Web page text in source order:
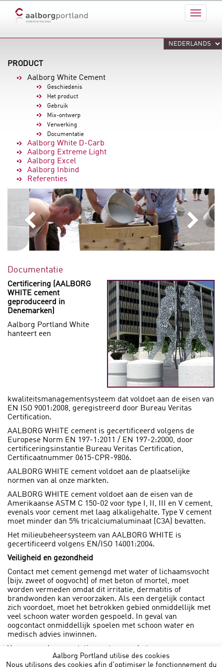
PRODUCT
Aalborg White Cement
Geschiedenis
Het product
Gebruik
Mix-ontwerp
Verwerking
Documentatie
Aalborg White D-Carb
Aalborg Extreme Light
Aalborg Excel
Aalborg Inbind
Referenties
Documentatie
Certificering (AALBORG
WHITE cement
geproduceerd in
Denemarken)
Aalborg Portland White
hanteert een
kwaliteitsmanagementsysteem dat voldoet aan de eisen van
EN ISO 9001:2008, geregistreerd door Bureau Veritas
Certification.
AALBORG WHITE cement is gecertificeerd volgens de
Europese Norm EN 197-1:2011 / EN 197-2:2000, door
certificeringsinstantie Bureau Veritas Certification,
Certificaatnummer 0615-CPR-9806.
AALBORG WHITE cement voldoet aan de plaatselijke
normen van al onze markten.
AALBORG WHITE cement voldoet aan de eisen van de
Amerikaanse ASTM C 150-02 voor type I, II, III en V cement,
evenals voor cement met laag alkaligehalte. Type V cement
moet minder dan 5% tricalciumaluminaat (C3A) bevatten.
Het milieubeheersysteem van AALBORG WHITE is
gecertificeerd volgens EN/ISO 14001:2004.
Veiligheid en gezondheid
Contact met cement gemengd met water of lichaamsvocht
(bijv. zweet of oogvocht) of met beton of mortel, moet
worden vermeden omdat dit irritatie, dermatitis of
brandwonden kan veroorzaken. Als een dergelijk contact
zich voordoet, moet het betrokken gebied onmiddellijk met
veel schoon water worden gespoeld. In geval van
oogcontact onmiddellijk spoelen met schoon water en
medisch advies inwinnen.
Voor meer documentatie, gaat u naar het
Informatiebladonder Publicaties.
Aalborg Portland utilise des cookies
Nous utilisons des cookies afin d'optimiser le fonctionnement du